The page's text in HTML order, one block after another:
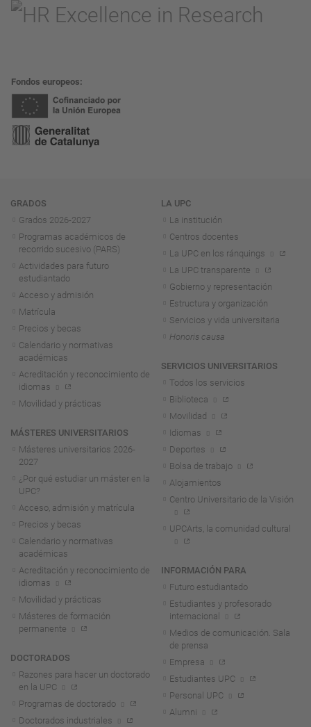
Fondos europeos
Navegación
GRADOS
Grados 2026-2027
Programas académicos de
recorrido sucesivo (PARS)
Actividades para futuro
estudiantado
Acceso y admisión
Matrícula
Precios y becas
Calendario y normativas
académicas
Acreditación y reconocimiento de
idiomas
Movilidad y prácticas
MÁSTERES UNIVERSITARIOS
Másteres universitarios 2026-
2027
¿Por qué estudiar un máster en la
UPC?
Acceso, admisión y matrícula
Precios y becas
Calendario y normativas
académicas
Acreditación y reconocimiento de
idiomas
Movilidad y prácticas
Másteres de formación
permanente
DOCTORADOS
Razones para hacer un doctorado
en la UPC
Programas de doctorado
Doctorados industriales
LA UPC
La institución
Centros docentes
La UPC en los ránquings
La UPC transparente
Gobierno y representación
Estructura y organización
Servicios y vida universitaria
Honoris causa
SERVICIOS UNIVERSITARIOS
Todos los servicios
Biblioteca
Movilidad
Idiomas
Deportes
Bolsa de trabajo
Alojamientos
Centro Universitario de la Visión
UPCArts, la comunidad cultural
INFORMACIÓN PARA
Futuro estudiantado
Estudiantes y profesorado
internacional
Medios de comunicación. Sala
de prensa
Empresa
Estudiantes UPC
Personal UPC
Alumni